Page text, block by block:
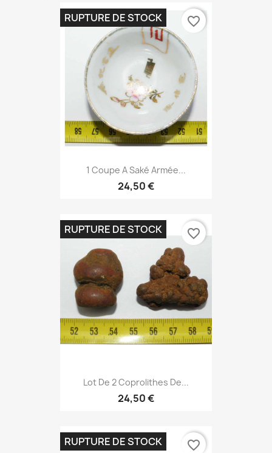
1 Coupe A Saké Armée...
24,50 €
RUPTURE DE STOCK favorite_border
Lot De 2 Coprolithes De...
24,50 €
RUPTURE DE STOCK favorite_border
RUPTURE DE STOCK favorite_border